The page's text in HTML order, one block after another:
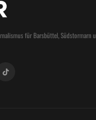
für Barsbüttel, Südstormarn